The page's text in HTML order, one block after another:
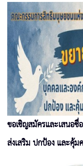
ขอเชิญสมัครและเสนอ
ส่งเสริม ปกป้อง และคุ้